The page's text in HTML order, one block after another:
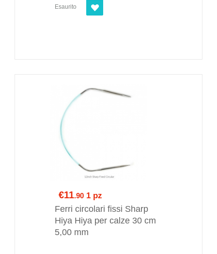
Esaurito
€11.90 1 pz
Ferri circolari fissi Sharp
Hiya Hiya per calze 30 cm
5,00 mm